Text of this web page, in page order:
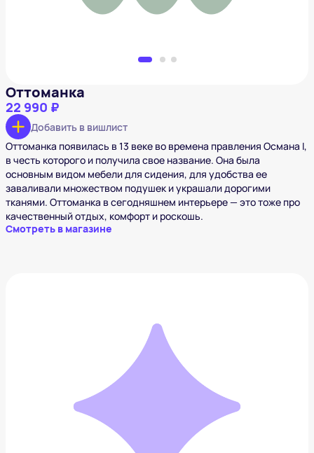
Оттоманка
22 990 ₽
Добавить в вишлист
Оттоманка появилась в 13 веке во времена правления Османа I,
в честь которого и получила свое название. Она была
основным видом мебели для сидения, для удобства ее
заваливали множеством подушек и украшали дорогими
тканями. Оттоманка в сегодняшнем интерьере — это тоже про
качественный отдых, комфорт и роскошь.
Смотреть в магазине
Светонепроницаемые шторы
Добавить в вишлист